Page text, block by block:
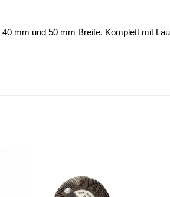
mm und 50 mm Breite. Komplett mit